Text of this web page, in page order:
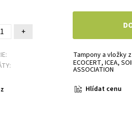
+
Tampony a vložky
ECOCERT, ICEA,
ASSOCIATION
Hlídat cenu